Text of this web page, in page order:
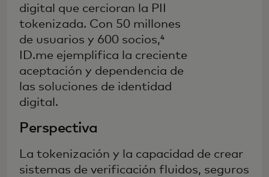
digital que cercioran la PII
tokenizada. Con 50 millones
de usuarios y 600 socios,⁴
ID.me ejemplifica la creciente
aceptación y dependencia de
las soluciones de identidad
digital.
Perspectiva
La tokenización y la capacidad de crear
sistemas de verificación fluidos, seguros